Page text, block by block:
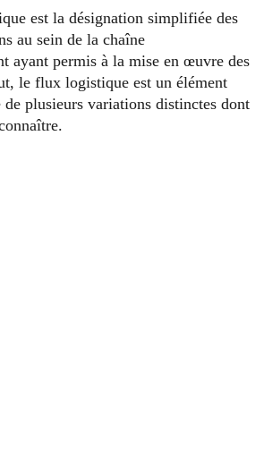
est la désignation simplifiée des
au sein de la chaîne
ayant permis à la mise en œuvre des
le flux logistique est un élément
de plusieurs variations distinctes dont